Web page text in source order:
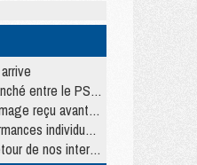
le PSG et le Barça
Majorque/PSG
individuelles
internationaux »